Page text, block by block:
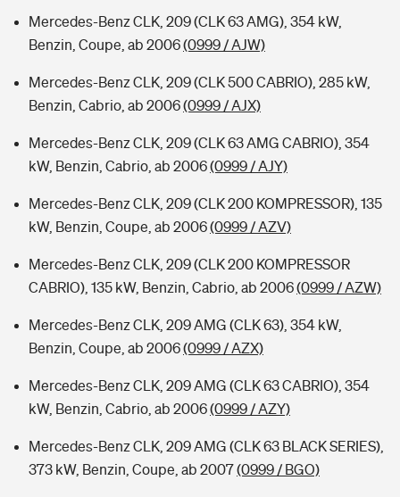
Mercedes-Benz CLK, 209 (CLK 63 AMG), 354 kW,
Benzin, Coupe, ab 2006(0999 / AJW)
Mercedes-Benz CLK, 209 (CLK 500 CABRIO), 285 kW,
Benzin, Cabrio, ab 2006(0999 / AJX)
Mercedes-Benz CLK, 209 (CLK 63 AMG CABRIO), 354
kW, Benzin, Cabrio, ab 2006(0999 / AJY)
Mercedes-Benz CLK, 209 (CLK 200 KOMPRESSOR), 135
kW, Benzin, Coupe, ab 2006(0999 / AZV)
Mercedes-Benz CLK, 209 (CLK 200 KOMPRESSOR
CABRIO), 135 kW, Benzin, Cabrio, ab 2006(0999 / AZW)
Mercedes-Benz CLK, 209 AMG (CLK 63), 354 kW,
Benzin, Coupe, ab 2006(0999 / AZX)
Mercedes-Benz CLK, 209 AMG (CLK 63 CABRIO), 354
kW, Benzin, Cabrio, ab 2006(0999 / AZY)
Mercedes-Benz CLK, 209 AMG (CLK 63 BLACK SERIES),
373 kW, Benzin, Coupe, ab 2007(0999 / BGO)